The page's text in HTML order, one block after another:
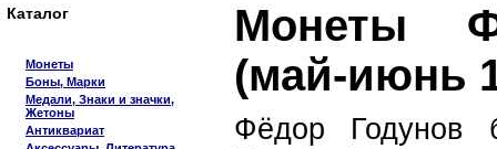
Каталог
Монеты
Боны, Марки
Медали, Знаки и значки,
Жетоны
Антиквариат
Монеты
(май-июнь
Фёдор Годунов